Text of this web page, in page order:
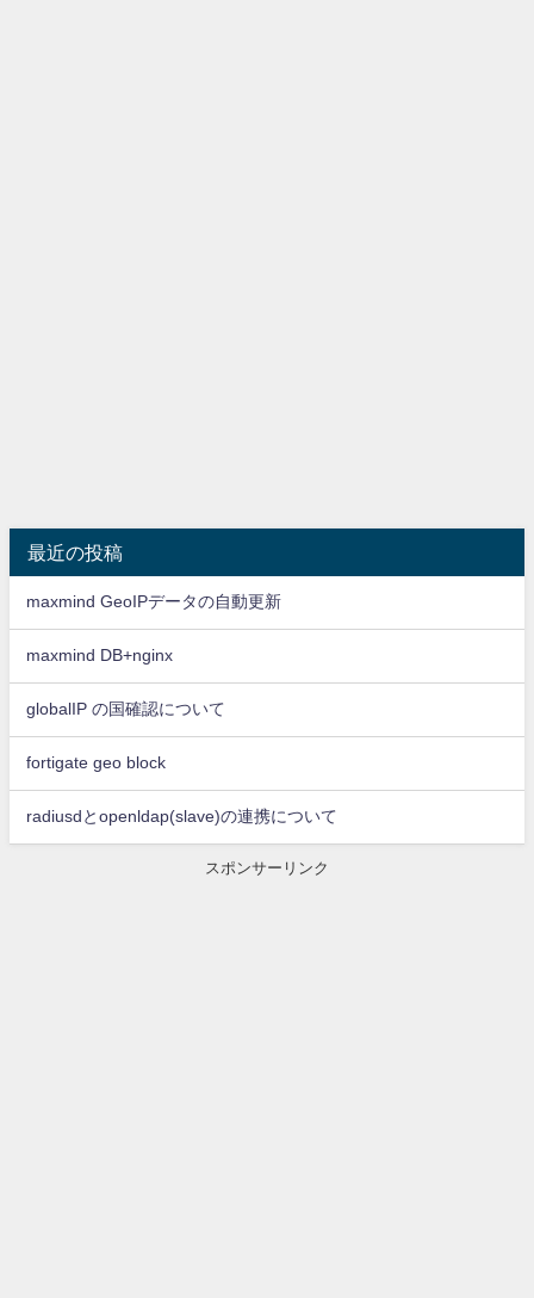
最近の投稿
maxmind GeoIPデータの自動更新
maxmind DB+nginx
globalIP の国確認について
fortigate geo block
radiusdとopenldap(slave)の連携について
スポンサーリンク